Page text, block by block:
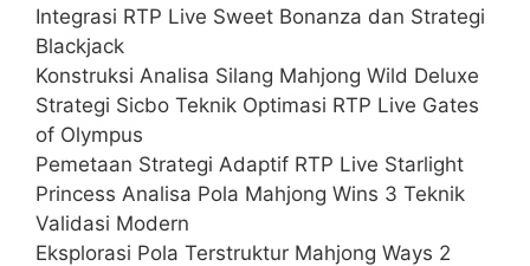
Integrasi RTP Live Sweet Bonanza dan Strategi
Blackjack
Konstruksi Analisa Silang Mahjong Wild Deluxe
Strategi Sicbo Teknik Optimasi RTP Live Gates
of Olympus
Pemetaan Strategi Adaptif RTP Live Starlight
Princess Analisa Pola Mahjong Wins 3 Teknik
Validasi Modern
Eksplorasi Pola Terstruktur Mahjong Ways 2